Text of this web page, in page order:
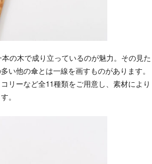
の木で成り立っているのが魅力。その見た
い他の傘とは一線を画すものがあります。
リーなど全11種類をご用意し、素材により
。